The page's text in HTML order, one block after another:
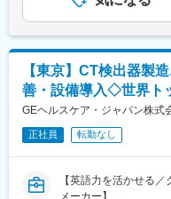
推進し、サプライチ
変更の範囲：会社の定
・設計、製造現場、
■歓迎条件：別枠記載
・IT/デジタル技術を活
・海外との技術的なや
・Lean Manufacturing
変更の範囲：会社の定
【東京】CT検出器製
善・設備導入◇世界ト
GEヘルスケア・ジャパン株式
正社員 転勤なし
【英語力を活かせる
メーカー】